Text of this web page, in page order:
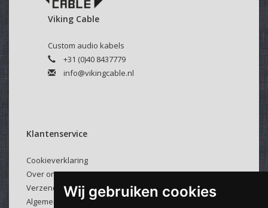
Wij gebruiken cookies
Viking Cable
Custom audio kabels
+31 (0)40 8437779
info@vikingcable.nl
Klantenservice
Cookieverklaring
Over ons
Verzenden & retourneren
Algemene voorwaarden